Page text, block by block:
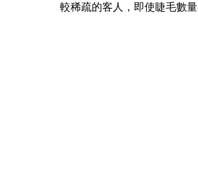
較稀疏的客人，即使睫毛數